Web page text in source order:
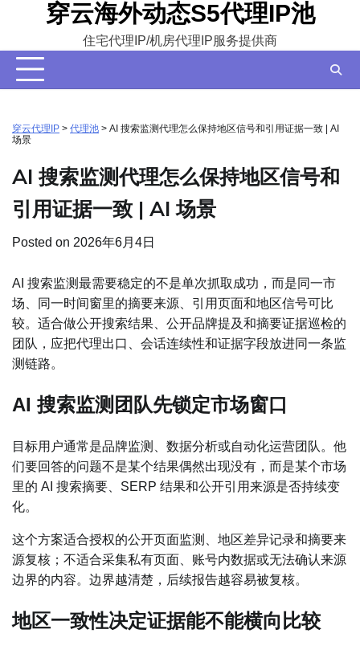
content
穿云海外动态S5代理IP池
住宅代理IP/机房代理IP服务提供商
穿云代理IP > 代理池 > AI 搜索监测代理怎么保持地区信号和引用证据一致 | AI
场景
AI 搜索监测代理怎么保持地区信号和
引用证据一致 | AI 场景
Posted on 2026年6月4日
AI 搜索监测最需要稳定的不是单次抓取成功，而是同一市
场、同一时间窗里的摘要来源、引用页面和地区信号可比
较。适合做公开搜索结果、公开品牌提及和摘要证据巡检的
团队，应把代理出口、会话连续性和证据字段放进同一条监
测链路。
AI 搜索监测团队先锁定市场窗口
目标用户通常是品牌监测、数据分析或自动化运营团队。他
们要回答的问题不是某个结果偶然出现没有，而是某个市场
里的 AI 搜索摘要、SERP 结果和公开引用来源是否持续变
化。
这个方案适合授权的公开页面监测、地区差异记录和摘要来
源复核；不适合采集私有页面、账号内数据或无法确认来源
边界的内容。边界越清楚，后续报告越容易被复核。
地区一致性决定证据能不能横向比较